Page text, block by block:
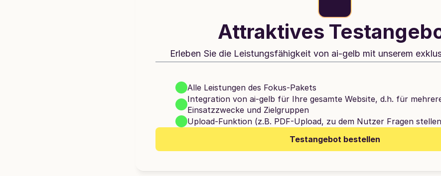
Attraktives
Erleben Sie die Leistungsfähigkeit von ai-gelb mit unserem
Alle Leistungen des Fokus-Pakets
Integration von ai-gelb für Ihre gesamte Website, d.h. für
Einsatzzwecke und Zielgruppen
Upload-Funktion (z.B. PDF-Upload, zu dem Nutzer Fragen
Testangebot bestellen